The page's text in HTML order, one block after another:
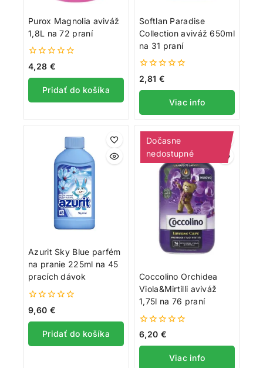
Purox Magnolia aviváž
1,8L na 72 praní
0
5
4,28 €
Pridať do košíka
Softlan Paradise
Collection aviváž 650ml
na 31 praní
0
5
2,81 €
Viac info
Azurit Sky Blue parfém
na pranie 225ml na 45
pracích dávok
0
z
5
9,60 €
Pridať do košíka
Dočasne
nedostupné
Coccolino Orchidea
Viola&Mirtilli aviváž
1,75l na 76 praní
0
5
6,20 €
Viac info